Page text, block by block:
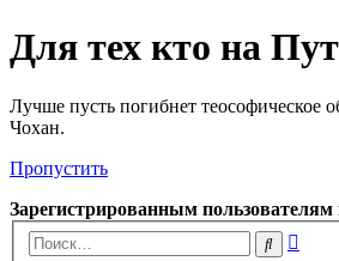
Для тех кто на
Лучше пусть погибнет теософическое
Чохан.
Пропустить
Зарегистрированным
Поиск